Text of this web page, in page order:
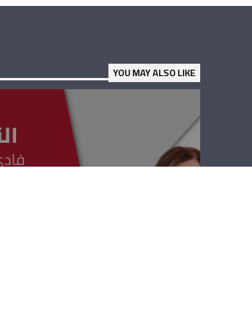
YOU MAY ALSO LIKE